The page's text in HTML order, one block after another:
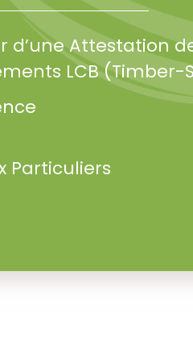
d’une Attestation
LCB (Timber-
Particuliers